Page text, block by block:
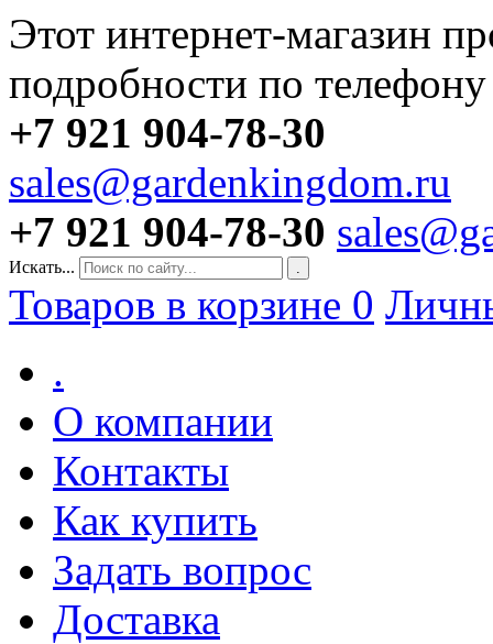
Этот интернет-магазин
подробности по телефону
+7 921 904-78-30
sales@gardenkingdom.ru
+7 921 904-78-30
Искать... .
Товаров в корзине 0
.
О компании
Контакты
Как купить
Задать вопрос
Доставка